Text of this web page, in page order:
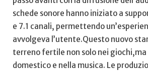
schede‍ sonore hanno iniziato a
e 7.1 canali, permettendo
avvolgeva l’utente.Questo nuovo
terreno fertile non solo nei giochi,ma
domestico‍ e nella musica. Le